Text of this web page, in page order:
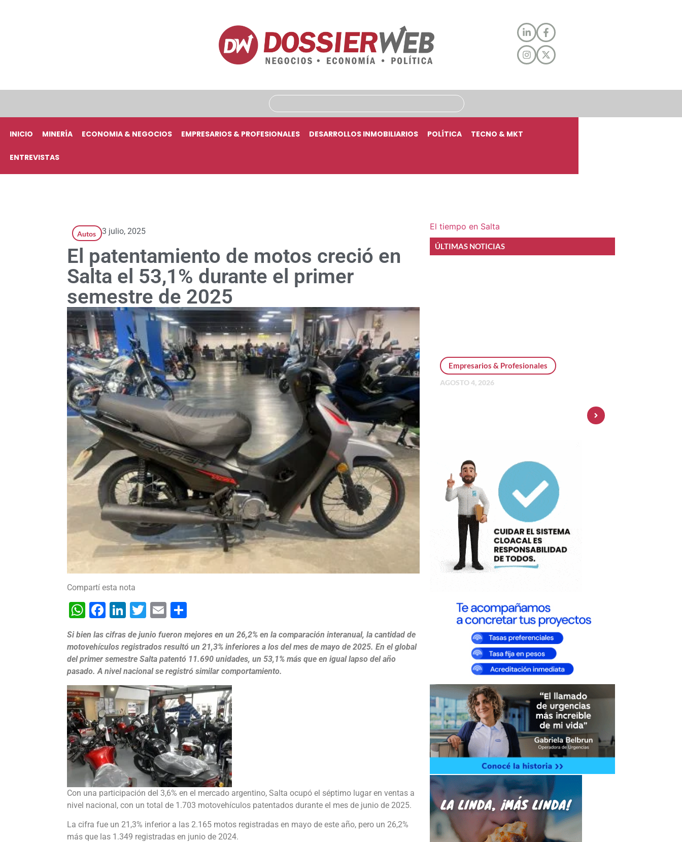
INICIO MINERÍA ECONOMIA & NEGOCIOS EMPRESARIOS & PROFESIONALES DESARROLLOS INMOBILIARIOS POLÍTICA TECNO & MKT
ENTREVISTAS
Autos 3 julio, 2025
El patentamiento de motos creció en
Salta el 53,1% durante el primer
semestre de 2025
Compartí esta nota
WhatsApp
Facebook
LinkedIn
Twitter
Email
Si bien las cifras de junio fueron mejores en un 26,2% en la comparación interanual, la cantidad de
motovehículos registrados resultó un 21,3% inferiores a los del mes de mayo de 2025. En el global
del primer semestre Salta patentó 11.690 unidades, un 53,1% más que en igual lapso del año
pasado. A nivel nacional se registró similar comportamiento.
Con una participación del 3,6% en el mercado argentino, Salta ocupó el séptimo lugar en ventas a
nivel nacional, con un total de 1.703 motovehículos patentados durante el mes de junio de 2025.
La cifra fue un 21,3% inferior a las 2.165 motos registradas en mayo de este año, pero un 26,2%
más que las 1.349 registradas en junio de 2024.
El tiempo en Salta
ÚLTIMAS NOTICIAS
Empresarios & Profesionales
AGOSTO 4, 2026